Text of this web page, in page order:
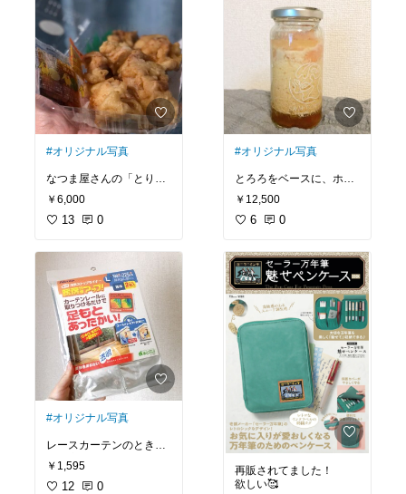
封を開けた瞬間、りんご
の甘い香りがふわっと広
がります。パリッとした
せんべいの食感と、甘酸
っぱいりんごチップの組
み合わせが絶妙！りんご
の自然な甘さと酸味が、
口の中に広がって、幸せ
な気分になります。
素朴で優しい味わいは、
お子様からご年配の方ま
で、みんなに愛されるこ
と間違いなし。巖手の大
自然が育んだりんごの美
みてくださいね♪
#巖手屋 #りんごせんべい
#南部せんべい
せスイーツ #おやつ
が家のお取り寄せ
ち時間充実 #ティータイ
ム #手土産 #ギフト
#オリジナル写真
なつま屋さんの「とり
天」。
ふわふわで、食べた瞬間
イント高いです。
#おうちごはん #我が家の
お取り寄せ #晩ご飯の救
世主 #買ってよかった
￥6,000
13 0
#オリジナル写真
レースカーテンのとき
の、窓側の冷気が気にな
って購入しました。
￥1,595
12 0
ピンク色は限定だったた
め売り切れてしまいまし
たが、ナチュラルシルバ
ーもスカイブルーも良く
て迷いました。
#ノートパソコン #テレワ
ーク
#オリジナル写真
とろろをベースに、ホタ
テ醤油ジュレと、漁師厳
選のピンクサーモンが一
つの瓶に詰まっていま
熱々のごはんにかけて、
いただきまーす！
まだ試してないですが、
サラダにかけて食べるの
も美味しそうです。
#晩ご飯の救世主 #時短料
理
#常呂町 #ごはんのお
供
￥12,500
6 0
再販されてました！
欲しい🥰